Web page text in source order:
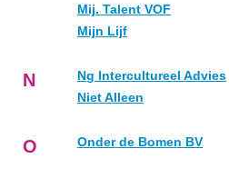
Mij. Talent VOF
Mijn Lijf
N
Ng Intercultureel Advies
Niet Alleen
O Onder de Bomen BV